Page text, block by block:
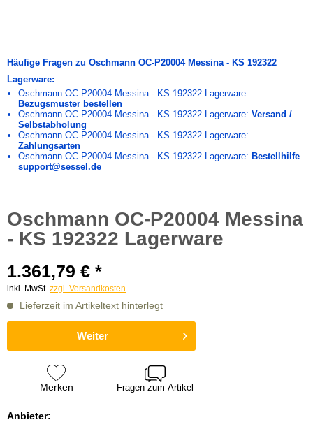
Häufige Fragen zu Oschmann OC-P20004 Messina - KS 192322
Lagerware:
Oschmann OC-P20004 Messina - KS 192322 Lagerware:
Bezugsmuster bestellen
Oschmann OC-P20004 Messina - KS 192322 Lagerware: Versand /
Selbstabholung
Oschmann OC-P20004 Messina - KS 192322 Lagerware:
Zahlungsarten
Oschmann OC-P20004 Messina - KS 192322 Lagerware: Bestellhilfe
support@sessel.de
Oschmann OC-P20004 Messina
- KS 192322 Lagerware
1.361,79 € *
inkl. MwSt. zzgl. Versandkosten
Lieferzeit im Artikeltext hinterlegt
Weiter
Merken Fragen zum Artikel
Anbieter: